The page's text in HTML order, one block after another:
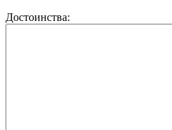
Достоинства: